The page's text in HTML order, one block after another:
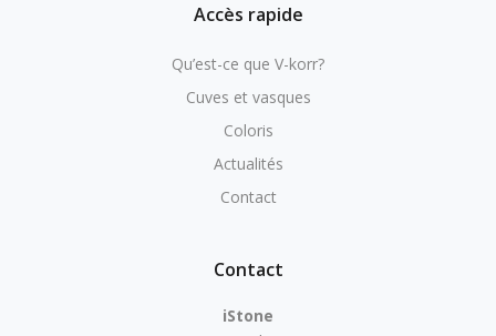
Accès rapide
Qu’est-ce que V-korr?
Cuves et vasques
Coloris
Actualités
Contact
Contact
iStone